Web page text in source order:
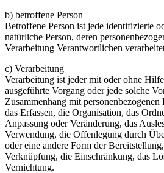
b) betroffene Person
Betroffene Person ist jede identifizierte
natürliche Person, deren
Verarbeitung Verantwortlichen
c) Verarbeitung
Verarbeitung ist jeder mit oder ohne
ausgeführte Vorgang oder jede solche
Zusammenhang mit
das Erfassen, die Organisation, das
Anpassung oder Veränderung, das
Verwendung, die Offenlegung durch
oder eine andere Form der
Verknüpfung, die Einschränkung, das
Vernichtung.